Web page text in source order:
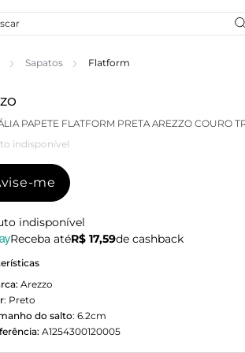
Sapatos Flatform
PAPETE FLATFORM PRETA AREZZO COURO
indisponível
me
indisponível
Receba atéR$ 17,59de cashback
Arezzo
: Preto
do salto: 6.2cm
A1254300120005